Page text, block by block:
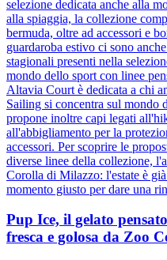
selezione dedicata anche alla
alla spiaggia, la collezione
bermuda, oltre ad accessori e
guardaroba estivo ci sono
stagionali presenti nella
mondo dello sport con linee
Altavia Court è dedicata a chi
Sailing si concentra sul mondo
propone inoltre capi legati
all'abbigliamento per la
accessori. Per scoprire le
diverse linee della collezione,
Corolla di Milazzo: l'estate è
momento giusto per dare una
Pup Ice, il gelato
fresca e golosa da Zoo